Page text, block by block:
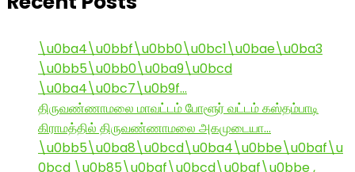
\u0ba4\u0bbf\u0bb0\u0bc1\u0bae\u0ba3
\u0bb5\u0bb0\u0ba9\u0bcd
\u0ba4\u0bc7\u0b9f…
திருவண்ணாமலை மாவட்டம் போளூர் வட்டம் கஸ்தம்பாடி
கிராமத்தில் திருவண்ணாமலை அகமுடையா…
\u0bb5\u0ba8\u0bcd\u0ba4\u0bbe\u0baf\u
0bcd \u0b85\u0baf\u0bcd\u0baf\u0bbe ,